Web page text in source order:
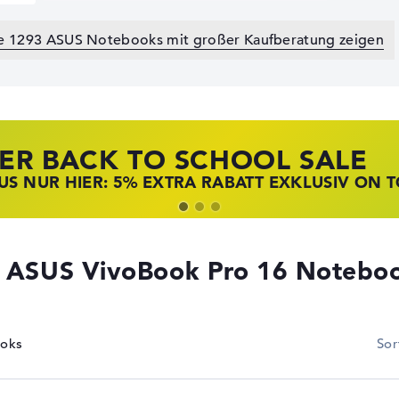
1293 ASUS Notebooks mit großer Kaufberatung zeigen
BACK TO SCHOOL SALE
NUR HIER: 5% EXTRA RABATT EXKLUSIV ON
SSV DEALS
ZUGREIFEN: NOTEBOOKS BEI HP KRÄFTIG
LAPTOP DEALS
BEI LENOVO JETZT KRÄFTIG REDUZIERT
ASUS VivoBook Pro 16